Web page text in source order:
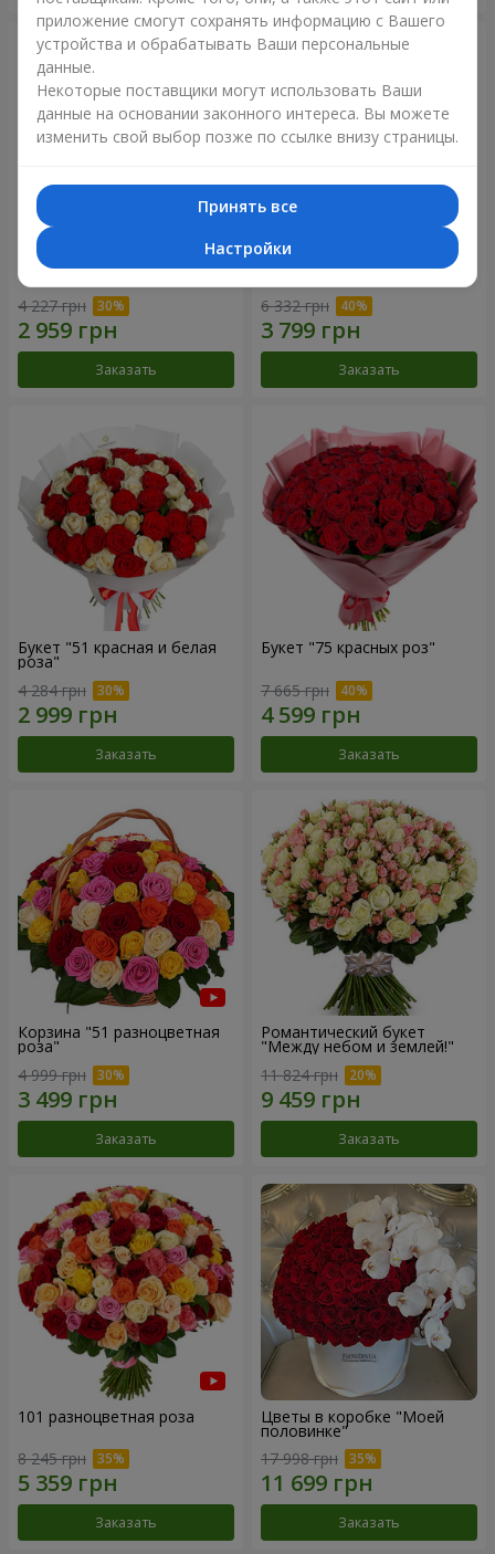
Букет "Нежный оттенок"
4 227 грн
Заказать
Цветы в коробке “Кадриль”
6 332 грн
Заказать
Букет "51 красная и белая
роза"
4 284 грн
Заказать
Букет "75 красных роз"
7 665 грн
Заказать
Корзина "51 разноцветная
роза"
4 999 грн
Заказать
Романтический букет
"Между небом и землей!"
11 824 грн
Заказать
101 разноцветная роза
8 245 грн
Заказать
Цветы в коробке "Моей
половинке"
17 998 грн
Заказать
приложение смогут сохранять информацию с Вашего
устройства и обрабатывать Ваши персональные
данные.
Некоторые поставщики могут использовать Ваши
данные на основании законного интереса. Вы можете
изменить свой выбор позже по ссылке внизу страницы.
Принять все
Настройки